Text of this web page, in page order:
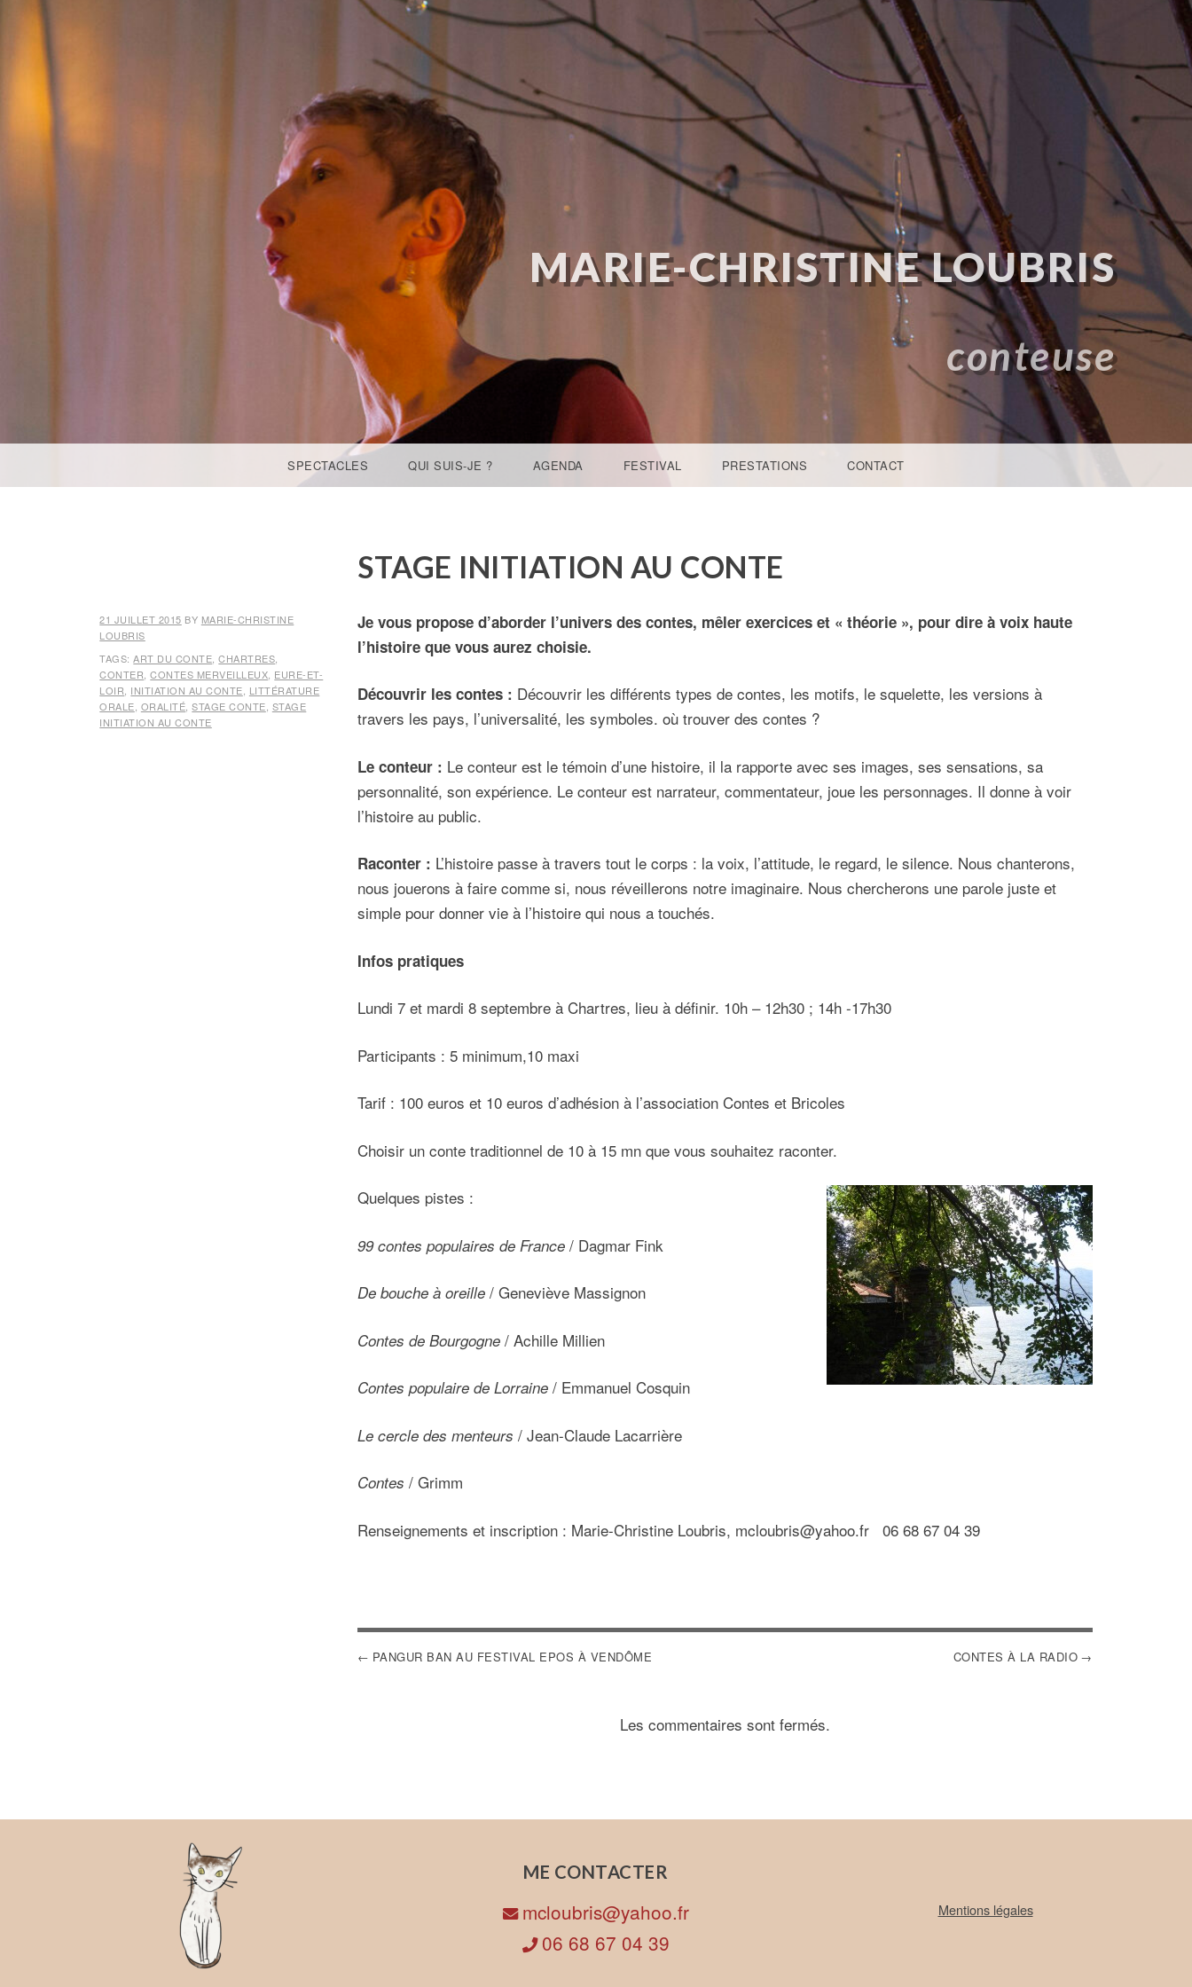
MARIE-CHRISTINE LOUBRIS
conteuse
SPECTACLES QUI SUIS-JE ? AGENDA FESTIVAL PRESTATIONS CONTACT
STAGE INITIATION AU CONTE
Je vous propose d’aborder l’univers des contes, mêler exercices et « théorie », pour dire à voix haute
l’histoire que vous aurez choisie.
Découvrir les contes : Découvrir les différents types de contes, les motifs, le squelette, les versions à
travers les pays, l’universalité, les symboles. où trouver des contes ?
Le conteur : Le conteur est le témoin d’une histoire, il la rapporte avec ses images, ses sensations, sa
personnalité, son expérience. Le conteur est narrateur, commentateur, joue les personnages. Il donne à voir
l’histoire au public.
Raconter : L’histoire passe à travers tout le corps : la voix, l’attitude, le regard, le silence. Nous chanterons,
nous jouerons à faire comme si, nous réveillerons notre imaginaire. Nous chercherons une parole juste et
simple pour donner vie à l’histoire qui nous a touchés.
Infos pratiques
Lundi 7 et mardi 8 septembre à Chartres, lieu à définir. 10h – 12h30 ; 14h -17h30
Participants : 5 minimum,10 maxi
Tarif : 100 euros et 10 euros d’adhésion à l’association Contes et Bricoles
Choisir un conte traditionnel de 10 à 15 mn que vous souhaitez raconter.
Quelques pistes :
99 contes populaires de France / Dagmar Fink
De bouche à oreille/ Geneviève Massignon
Contes de Bourgogne / Achille Millien
Contes populaire de Lorraine / Emmanuel Cosquin
Le cercle des menteurs / Jean-Claude Lacarrière
Contes / Grimm
Renseignements et inscription : Marie-Christine Loubris, mcloubris@yahoo.fr 06 68 67 04 39
21 JUILLET 2015 BY MARIE-CHRISTINE
LOUBRIS
TAGS:ART DU CONTE ,CHARTRES
CONTER ,CONTES MERVEILLEUX EURE-ET-
LOIR INITIATION AU CONTE LITTÉRATURE
ORALE ORALITÉ ,STAGE CONTE STAGE
INITIATION AU CONTE
NAVIGATION
PANGUR BAN AU FESTIVAL EPOS À VENDÔME CONTES À LA RADIO
Les commentaires sont fermés.
ME CONTACTER
mcloubris@yahoo.fr
06 68 67 04 39
Mentions légales